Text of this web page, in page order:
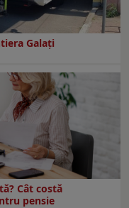
Galați
Cât costă
pensie